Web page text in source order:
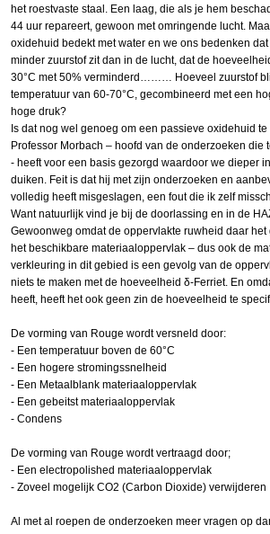
het roestvaste staal. Een laag, die als je hem
44 uur repareert, gewoon met omringende lucht.
oxidehuid bedekt met water en we ons bedenken dat
minder zuurstof zit dan in de lucht, dat de
30°C met 50% verminderd……… Hoeveel zuurstof
temperatuur van 60-70°C, gecombineerd met een
hoge druk?
Is dat nog wel genoeg om een passieve oxidehuid
Professor Morbach – hoofd van de onderzoeken die
- heeft voor een basis gezorgd waardoor we dieper
duiken. Feit is dat hij met zijn onderzoeken en
volledig heeft misgeslagen, een fout die ik zelf
Want natuurlijk vind je bij de doorlassing en in de
Gewoonweg omdat de oppervlakte ruwheid daar het
het beschikbare materiaaloppervlak – dus ook de
verkleuring in dit gebied is een gevolg van de
niets te maken met de hoeveelheid δ-Ferriet. En
heeft, heeft het ook geen zin de hoeveelheid te
De vorming van Rouge wordt versneld door:
- Een temperatuur boven de 60°C
- Een hogere stromingssnelheid
- Een Metaalblank materiaaloppervlak
- Een gebeitst materiaaloppervlak
- Condens
De vorming van Rouge wordt vertraagd door;
- Een electropolished materiaaloppervlak
- Zoveel mogelijk CO2 (Carbon Dioxide) verwijderen
Al met al roepen de onderzoeken meer vragen op